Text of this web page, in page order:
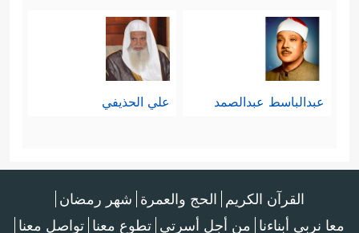
عبدالباسط عبدالصمد علي الحذيفي
القرآن الكريم الحج والعمرة شهر رمضان
معا نربي أبناءنا من أجل أسرتي تطوع معنا تواصل معنا